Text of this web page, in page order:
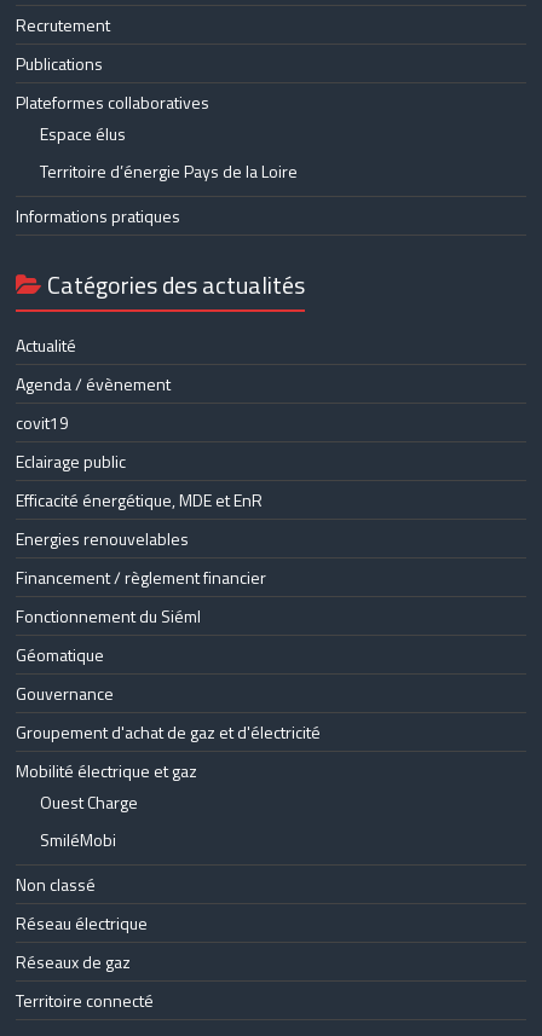
Recrutement
Publications
Plateformes collaboratives
Espace élus
Territoire d’énergie Pays de la Loire
Informations pratiques
Catégories des actualités
Actualité
Agenda / évènement
covit19
Eclairage public
Efficacité énergétique, MDE et EnR
Energies renouvelables
Financement / règlement financier
Fonctionnement du Siéml
Géomatique
Gouvernance
Groupement d'achat de gaz et d'électricité
Mobilité électrique et gaz
Ouest Charge
SmiléMobi
Non classé
Réseau électrique
Réseaux de gaz
Territoire connecté